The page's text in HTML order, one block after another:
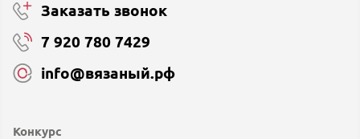
Конкурс
Заказать звонок
7 920 780 7429
info@вязаный.рф